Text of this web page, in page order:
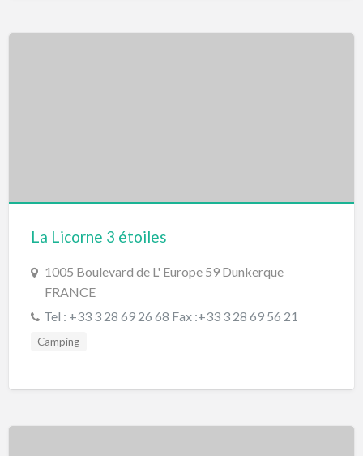
La Licorne 3 étoiles
1005 Boulevard de L' Europe 59 Dunkerque
FRANCE
Tel : +33 3 28 69 26 68 Fax :+33 3 28 69 56 21
Camping